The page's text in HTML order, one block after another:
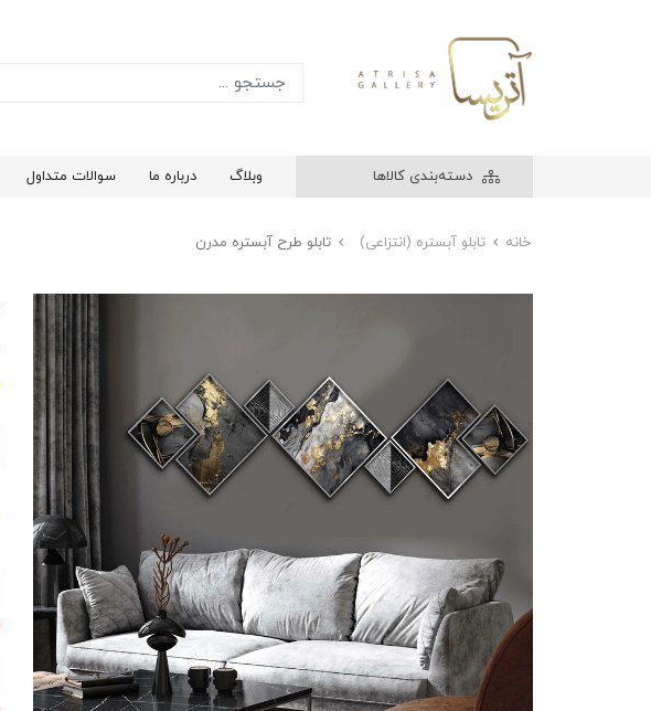
دسته‌بندی کالاها وبلاگ درباره ما سوالات متداول
خانه تابلو آبستره (انتزاعی) تابلو طرح آبستره مدرن